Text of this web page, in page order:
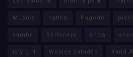
Música nattan Pagode
samba Sertanejo show
taty girl Wesley Safadão Xand